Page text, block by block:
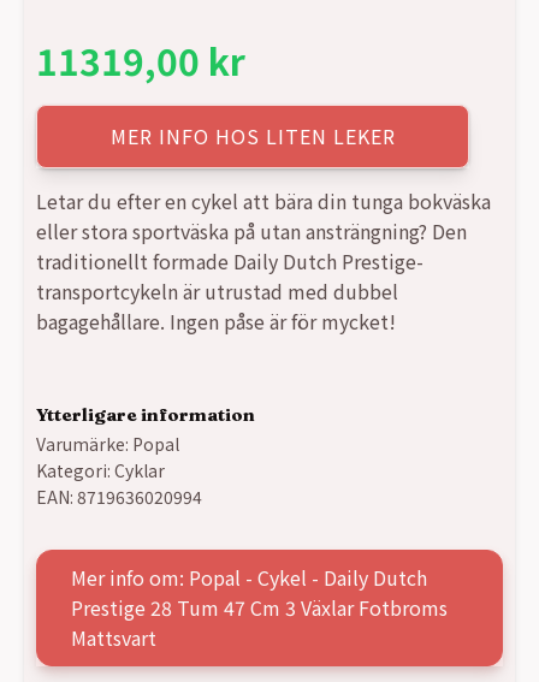
11319,00 kr
MER INFO HOS LITEN LEKER
Letar du efter en cykel att bära din tunga bokväska
eller stora sportväska på utan ansträngning? Den
traditionellt formade Daily Dutch Prestige-
transportcykeln är utrustad med dubbel
bagagehållare. Ingen påse är för mycket!
Ytterligare information
Varumärke: Popal
Kategori: Cyklar
EAN: 8719636020994
Mer info om: Popal - Cykel - Daily Dutch
Prestige 28 Tum 47 Cm 3 Växlar Fotbroms
Mattsvart